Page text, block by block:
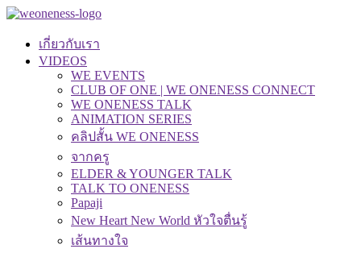
เกี่ยวกับเรา
VIDEOS
WE EVENTS
CLUB OF ONE | WE ONENESS CONNECT
WE ONENESS TALK
ANIMATION SERIES
คลิปสั้น WE ONENESS
จากครู
ELDER & YOUNGER TALK
TALK TO ONENESS
Papaji
New Heart New World หัวใจตื่นรู้
เส้นทางใจ